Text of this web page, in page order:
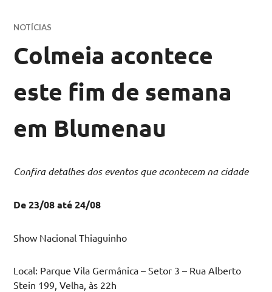
NOTÍCIAS
Colmeia acontece
este fim de semana
em Blumenau
Confira detalhes dos eventos que acontecem na cidade
De 23/08 até 24/08
Show Nacional Thiaguinho
Local: Parque Vila Germânica – Setor 3 – Rua Alberto
Stein 199, Velha, às 22h